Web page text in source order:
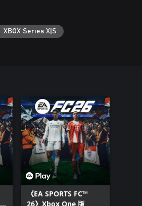
XBOX Series X|S
《EA SPORTS FC™
26》Xbox One 版